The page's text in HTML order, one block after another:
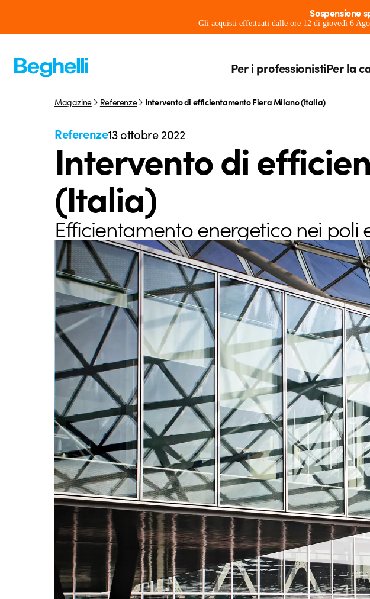
Sospensione
Gli acquisti effettuati dalle ore 12 di giovedì 6
Per i professionistiPer la
Magazine Referenze Intervento di efficientamento Fiera Milano (Italia)
Referenze13 ottobre 2022
Intervento di
(Italia)
Efficientamento energetico nei